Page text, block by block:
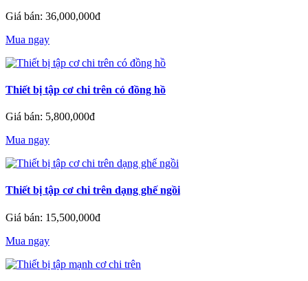
Giá bán: 36,000,000đ
Mua ngay
Thiết bị tập cơ chi trên có đồng hồ
Giá bán: 5,800,000đ
Mua ngay
Thiết bị tập cơ chi trên dạng ghế ngồi
Giá bán: 15,500,000đ
Mua ngay